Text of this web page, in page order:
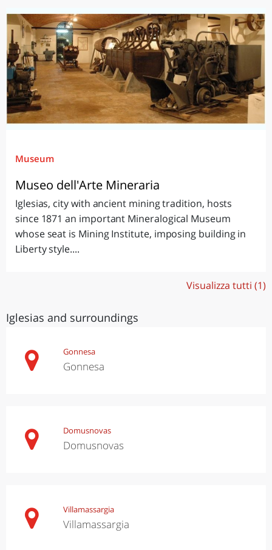
Museum
Museo dell'Arte Mineraria
Iglesias, city with ancient mining tradition, hosts
since 1871 an important Mineralogical Museum
whose seat is Mining Institute, imposing building in
Liberty style....
Visualizza tutti (1)
Iglesias and surroundings
Gonnesa
Gonnesa
Domusnovas
Domusnovas
Villamassargia
Villamassargia